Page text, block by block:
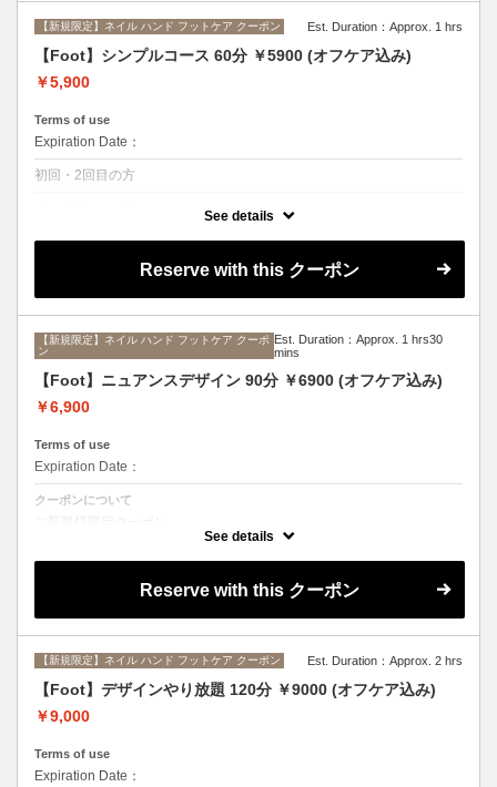
【新規限定】ネイル ハンド フットケア クーポン Est. Duration：Approx. 1 hrs
【Foot】シンプルコース 60分 ￥5900 (オフケア込み)
￥5,900
Terms of use
Expiration Date：
初回・2回目の方
ラメワンカラーorマグネットネイル
See details
Reserve with this クーポン
【新規限定】ネイル ハンド フットケア クーポ
ン
Est. Duration：Approx. 1 hrs30
mins
【Foot】ニュアンスデザイン 90分 ￥6900 (オフケア込み)
￥6,900
Terms of use
Expiration Date：
クーポンについて
当店Originalサンプルの中から選んでいただくコースです。
See details
Reserve with this クーポン
【新規限定】ネイル ハンド フットケア クーポン Est. Duration：Approx. 2 hrs
【Foot】デザインやり放題 120分 ￥9000 (オフケア込み)
￥9,000
Terms of use
Expiration Date：